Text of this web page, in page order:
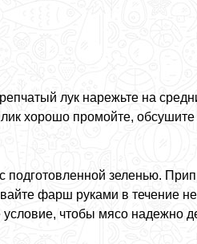
лук нарежьте на
хорошо промойте,
подготовленной зеленью.
фарш руками в течение
условие, чтобы мясо надежно